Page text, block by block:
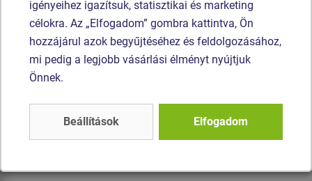
készülnek, és műanyag vagy alumínium kapcsokkal
vannak összekötve. A mászóalagutak polietilén készülnek,
melyeket UV-állóság és nagyfokú színállóság jellemez. A
hegymászó fogók poliészter készülnek, ami hosszú
élettartamot, színállóságot és a kézbőr számára kímélő
UV-álló képesség). Az összekötőelemek horganyzottak
igényeihez igazítsuk, statisztikai és marketing
célokra. Az „Elfogadom” gombra kattintva, Ön
hozzájárul azok begyűjtéséhez és feldolgozásához,
mi pedig a legjobb vásárlási élményt nyújtjuk
Önnek.
Beállítások Elfogadom